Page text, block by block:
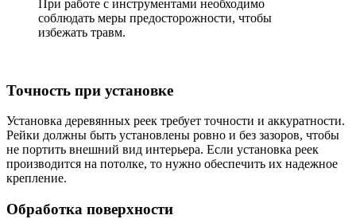
При работе с инструментами необходимо
соблюдать меры предосторожности, чтобы
избежать травм.
Точность при установке
Установка деревянных реек требует точности и аккуратности.
Рейки должны быть установлены ровно и без зазоров, чтобы
не портить внешний вид интерьера. Если установка реек
производится на потолке, то нужно обеспечить их надежное
крепление.
Обработка поверхности